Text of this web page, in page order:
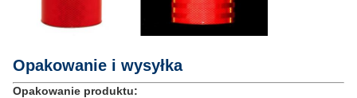
Opakowanie i wysyłka
Opakowanie produktu: